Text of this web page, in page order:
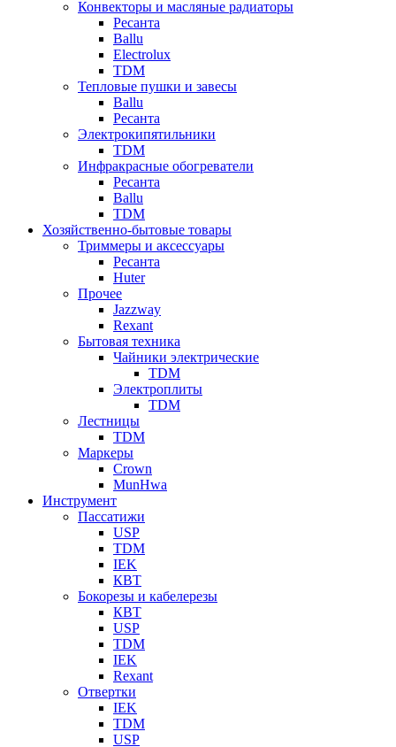
Конвекторы и масляные радиаторы
Ресанта
Ballu
Electrolux
TDM
Тепловые пушки и завесы
Ballu
Ресанта
Электрокипятильники
TDM
Инфракрасные обогреватели
Ресанта
Ballu
TDM
Хозяйственно-бытовые товары
Триммеры и аксессуары
Ресанта
Huter
Прочее
Jazzway
Rexant
Бытовая техника
Чайники электрические
TDM
Электроплиты
TDM
Лестницы
TDM
Маркеры
Crown
MunHwa
Инструмент
Пассатижи
USP
TDM
IEK
КВТ
Бокорезы и кабелерезы
КВТ
USP
TDM
IEK
Rexant
Отвертки
IEK
TDM
USP